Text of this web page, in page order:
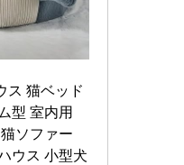
ス 猫ベッド
型 室内用
ソファー
ウス 小型犬